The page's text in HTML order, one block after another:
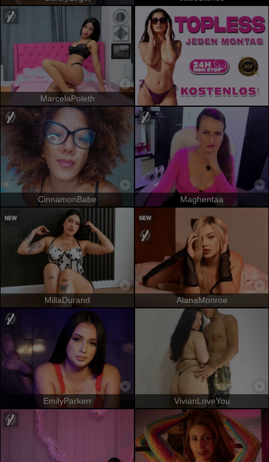
MarcelaPoleth
CinnamonBabe Maghentaa
MillaDurand AlanaMonroe
EmilyParkerr VivianLoveYou